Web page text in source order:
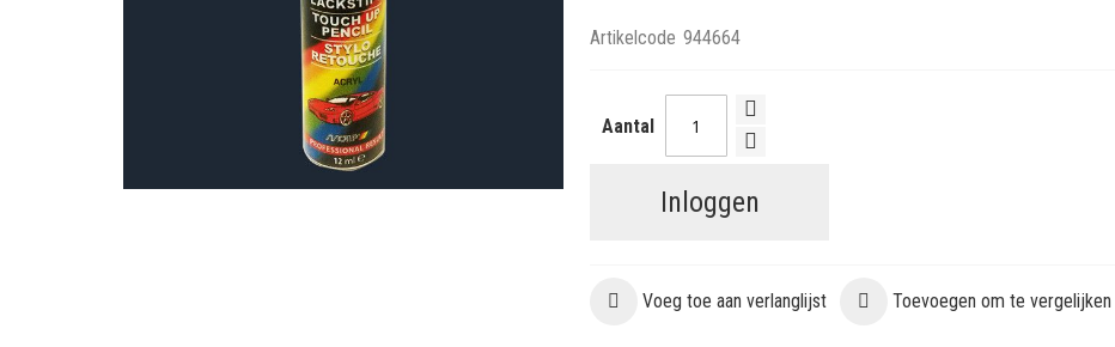
Artikelcode 944664
Aantal
Inloggen
Voeg toe aan verlanglijst Toevoegen om te vergelijken